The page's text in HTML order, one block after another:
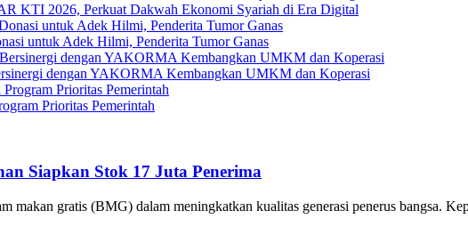
KTI 2026, Perkuat Dakwah Ekonomi Syariah di Era Digital
untuk Adek Hilmi, Penderita Tumor Ganas
dengan YAKORMA Kembangkan UMKM dan Koperasi
Prioritas Pemerintah
Siapkan Stok 17 Juta Penerima
makan gratis (BMG) dalam meningkatkan kualitas generasi penerus bangsa.